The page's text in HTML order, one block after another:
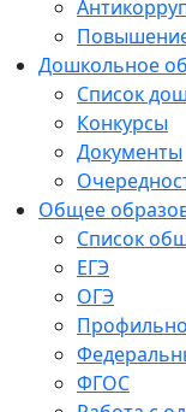
Дошкольное
Список
Конкурсы
Документы
Общее
Список
ЕГЭ
ОГЭ
ФГОС